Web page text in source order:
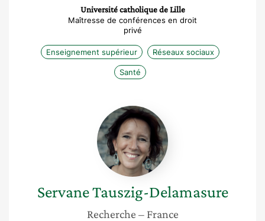
Université catholique de Lille
Maîtresse de conférences en droit
privé
Enseignement supérieur Réseaux sociaux
Santé
Servane
Tauszig-
Delamasure
ServaneTauszig-Delamasure
Recherche – France